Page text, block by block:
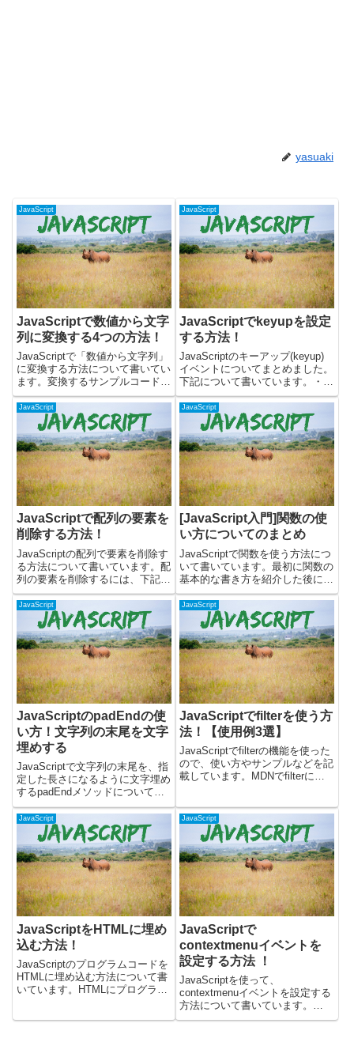
yasuaki
JavaScript
JavaScriptで数値から文字
列に変換する4つの方法！
JavaScriptで「数値から文字列」
に変換する方法について書いてい
ます。変換するサンプルコードと
一緒に解説しています。数値を文
字列に変換する時には下記を使い
ます。・Stringオブジェクト・
toStringメソッド・toFixedメソ
ッ...
JavaScript
JavaScriptでkeyupを設定
する方法！
JavaScriptのキーアップ(keyup)
イベントについてまとめました。
下記について書いています。・
keyupイベントとは？・keyupイ
ベントの設定方法・keyupと
keydownイベントで背景色を変え
るkeyupイベントとは？key...
JavaScript
JavaScriptで配列の要素を
削除する方法！
JavaScriptの配列で要素を削除す
る方法について書いています。配
列の要素を削除するには、下記の
方法で削除することができま
す。・deleteを使う・popメソッ
ドを使う・shiftメソッドを使う・
spliceメソッドを使う・filter...
JavaScript
[JavaScript入門]関数の使
い方についてのまとめ
JavaScriptで関数を使う方法につ
いて書いています。最初に関数の
基本的な書き方を紹介した後に、
関数を使用したサンプルコードを
書いて解説しています。その他の
内容について書いています。・無
名関数とは？・関数の巻き上げ・
アロー関数とは？Ja...
JavaScript
JavaScriptのpadEndの使
い方！文字列の末尾を文字
埋めする
JavaScriptで文字列の末尾を、指
定した長さになるように文字埋め
するpadEndメソッドについて書
いています。padEndメソッドを
使うと、文字列の末尾に指定した
文字列を繰り返し追加して、文字
列を指定した長さにすることがで
きます。文字...
JavaScript
JavaScriptでfilterを使う方
法！【使用例3選】
JavaScriptでfilterの機能を使った
ので、使い方やサンプルなどを記
載しています。MDNでfilterにつ
能とは？JavaScriptのfilterは配...
JavaScript
JavaScriptをHTMLに埋め
込む方法！
JavaScriptのプログラムコードを
HTMLに埋め込む方法について書
いています。HTMLにプログラム
JavaScript
JavaScriptで
contextmenuイベントを
設定する方法 ！
JavaScriptを使って、
contextmenuイベントを設定する
方法について書いています。
contextmenuイベントを使うこと